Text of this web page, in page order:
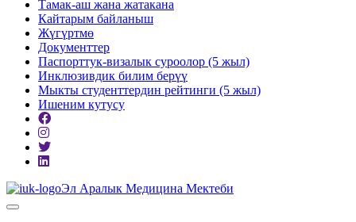
Тамак-аш жана жатакана
Кайтарым байланыш
Жүгүртмө
Документтер
Паспорттук-визалык суроолор (5 жыл)
Инклюзивдик билим берүү
Мыкты студенттердин рейтинги (5 жыл)
Ишеним кутусу
Эл Аралык Медицина Мектеби